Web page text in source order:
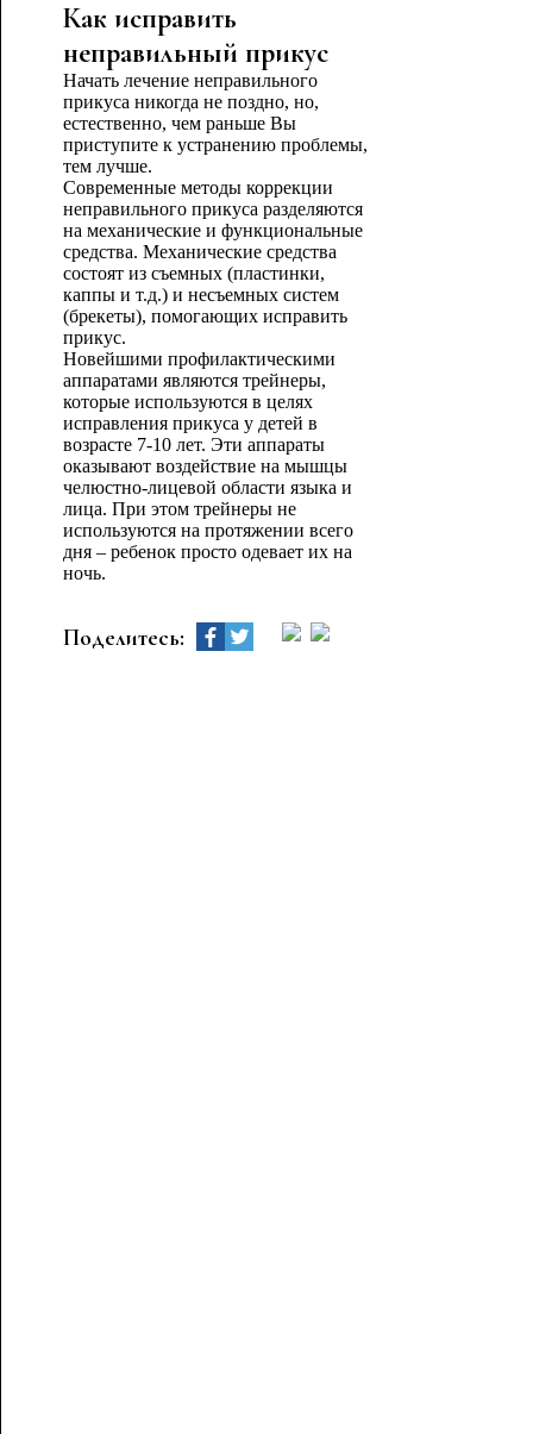
Как исправить
неправильный прикус
Начать лечение неправильного
прикуса никогда не поздно, но,
естественно, чем раньше Вы
приступите к устранению проблемы,
тем лучше.
Современные методы коррекции
неправильного прикуса разделяются
на механические и функциональные
средства. Механические средства
состоят из съемных (пластинки,
каппы и т.д.) и несъемных систем
(брекеты), помогающих исправить
прикус.
Новейшими профилактическими
аппаратами являются трейнеры,
которые используются в целях
исправления прикуса у детей в
возрасте 7-10 лет. Эти аппараты
оказывают воздействие на мышцы
челюстно-лицевой области языка и
лица. При этом трейнеры не
используются на протяжении всего
дня – ребенок просто одевает их на
ночь.
Поделитесь: